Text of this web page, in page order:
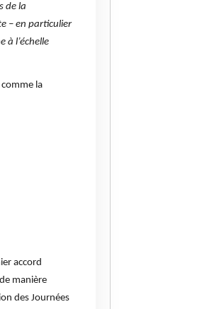
de la
– en particulier
à l’échelle
la
accord
manière
des Journées